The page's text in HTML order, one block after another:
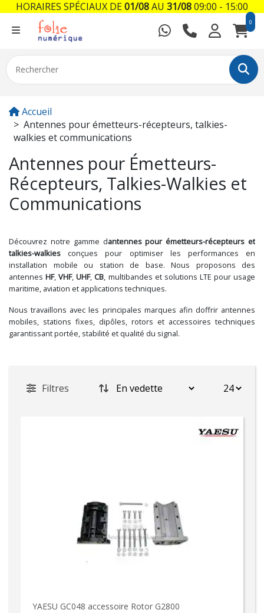
0
Accueil
Antennes pour émetteurs-récepteurs, talkies-
walkies et communications
Antennes pour Émetteurs-
Récepteurs, Talkies-Walkies et
Communications
Découvrez notre gamme dantennes pour émetteurs-récepteurs et
talkies-walkies conçues pour optimiser les performances en
installation mobile ou station de base. Nous proposons des
antennesHF,VHF,UHF, CB, multibandes et solutions LTE pour usage
maritime, aviation et applications techniques.
Nous travaillons avec les principales marques afin doffrir antennes
mobiles, stations fixes, dipôles, rotors et accessoires techniques
garantissant portée, stabilité et qualité du signal.
Filtres
YAESU GC048 accessoire Rotor G2800
HORAIRES SPÉCIAUX DE01/08AU 31/0809:00 - 15:00